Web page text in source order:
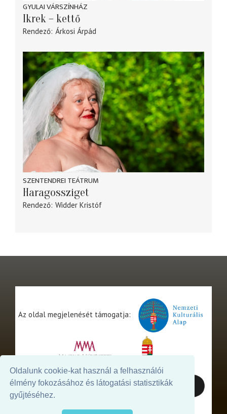
Oldalunk cookie-kat használ a felhasználói
élmény fokozásához és látogatási statisztikák
gyűjtéséhez.
GYULAI VÁRSZÍNHÁZ
Ikrek – kettő
Rendező Árkosi Árpád
SZENTENDREI TEÁTRUM
Haragossziget
Rendező Widder Kristóf
Az oldal megjelenését támogatja: